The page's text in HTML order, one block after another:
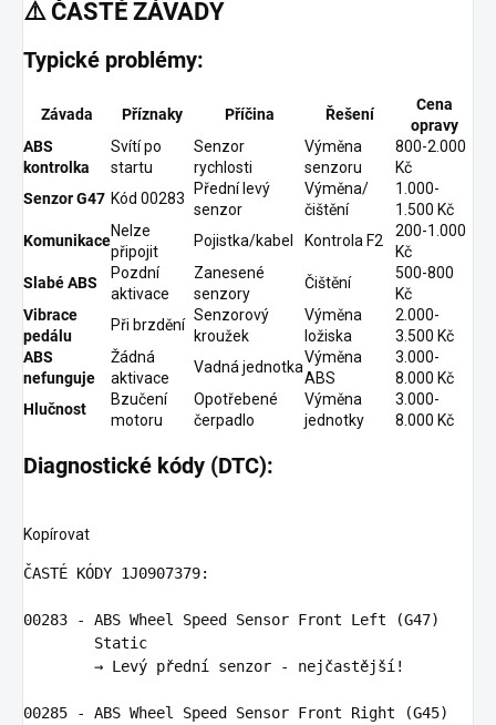
⚠️ ČASTÉ ZÁVADY
Typické problémy:
Závada Příznaky Příčina Řešení
Cena
opravy
ABS
kontrolka
Svítí po
startu
Senzor
rychlosti
Výměna
senzoru
800-2.000
Kč
Senzor G47 Kód 00283
Přední levý
senzor
Výměna/
čištění
1.000-
1.500 Kč
Komunikace
Nelze
připojit
Pojistka/kabel Kontrola F2
200-1.000
Kč
Slabé ABS
Pozdní
aktivace
Zanesené
senzory
Čištění
500-800
Kč
Vibrace
pedálu
Při brzdění
Senzorový
kroužek
Výměna
ložiska
2.000-
3.500 Kč
ABS
nefunguje
Žádná
aktivace
Vadná jednotka
Výměna
ABS
3.000-
8.000 Kč
Hlučnost
Bzučení
motoru
Opotřebené
čerpadlo
Výměna
jednotky
3.000-
8.000 Kč
Diagnostické kódy (DTC):
Kopírovat
ČASTÉ KÓDY 1J0907379:
00283 - ABS Wheel Speed Sensor Front Left (G47)
        Static
        → Levý přední senzor - nejčastější!
00285 - ABS Wheel Speed Sensor Front Right (G45)